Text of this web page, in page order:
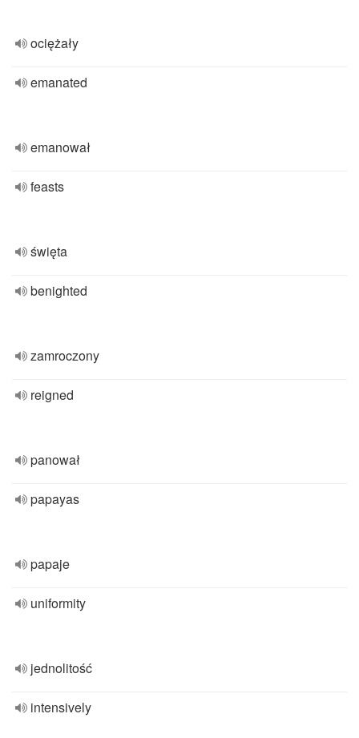
ociężały
emanated
emanował
feasts
święta
benighted
zamroczony
reigned
panował
papayas
papaje
uniformity
jednolitość
intensively